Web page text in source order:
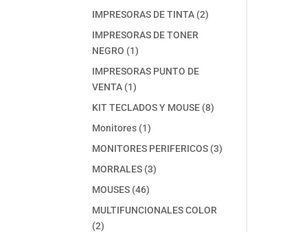
producto
IMPRESORAS DE TINTA 22
IMPRESORAS DE TONER
NEGRO
11
producto
IMPRESORAS PUNTO DE
VENTA 11
producto
KIT TECLADOS Y MOUSE 88
Monitores 11
producto
MONITORES PERIFERICOS 33
MORRALES 33
MOUSES 4646
productos
MULTIFUNCIONALES COLOR
22